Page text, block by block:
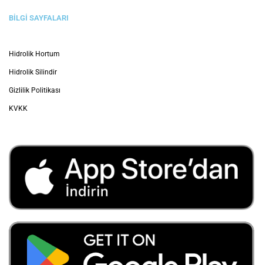
BİLGİ SAYFALARI
Hidrolik Hortum
Hidrolik Silindir
Gizlilik Politikası
KVKK